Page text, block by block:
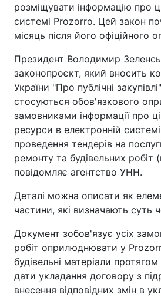
розміщувати інформацію про
системі Prozorro. Цей закон
місяць після його офіційного
Президент Володимир
законопроєкт, який вносить
України "Про публічні
стосуються обов'язкового
замовниками інформації про
ресурси в електронній системі
проведення тендерів на
ремонту та будівельних робіт
повідомляє агентство УНН.
Деталі можна описати як
частини, які визначають суть
Документ зобов'язує усіх
робіт оприлюднювати у
будівельні матеріали
дати укладання договору з
внесення відповідних змін в